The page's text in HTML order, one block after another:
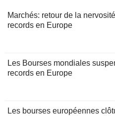
Marchés: retour de la
records en Europe
Les Bourses mondiales
records en Europe
Les bourses européennes